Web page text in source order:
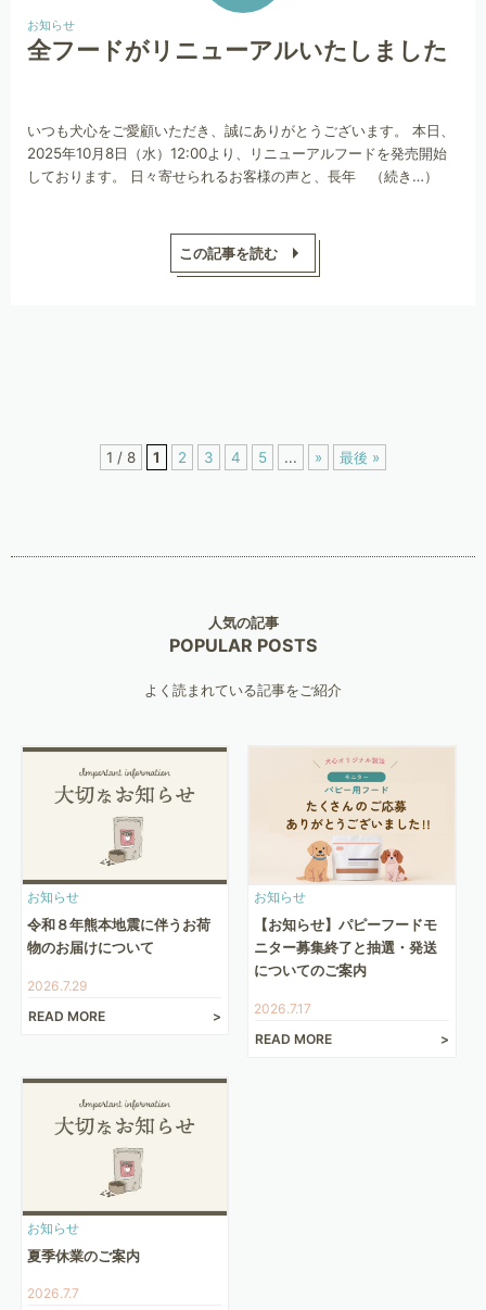
お知らせ
全フードがリニューアルいたしました
いつも犬心をご愛顧いただき、誠にありがとうございます。 本日、
2025年10月8日（水）12:00より、リニューアルフードを発売開始
しております。 日々寄せられるお客様の声と、長年 （続き…）
この記事を読む
1 / 8 1 2 3 4 5 ... » 最後 »
人気の記事
POPULAR POSTS
よく読まれている記事をご紹介
お知らせ
令和８年熊本地震に伴うお荷
物のお届けについて
2026.7.29
READ MORE
お知らせ
【お知らせ】パピーフードモ
ニター募集終了と抽選・発送
についてのご案内
2026.7.17
READ MORE
お知らせ
夏季休業のご案内
2026.7.7